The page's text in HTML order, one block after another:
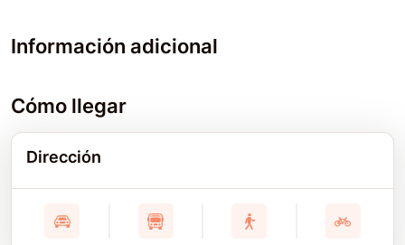
Información adicional
Cómo llegar
Dirección